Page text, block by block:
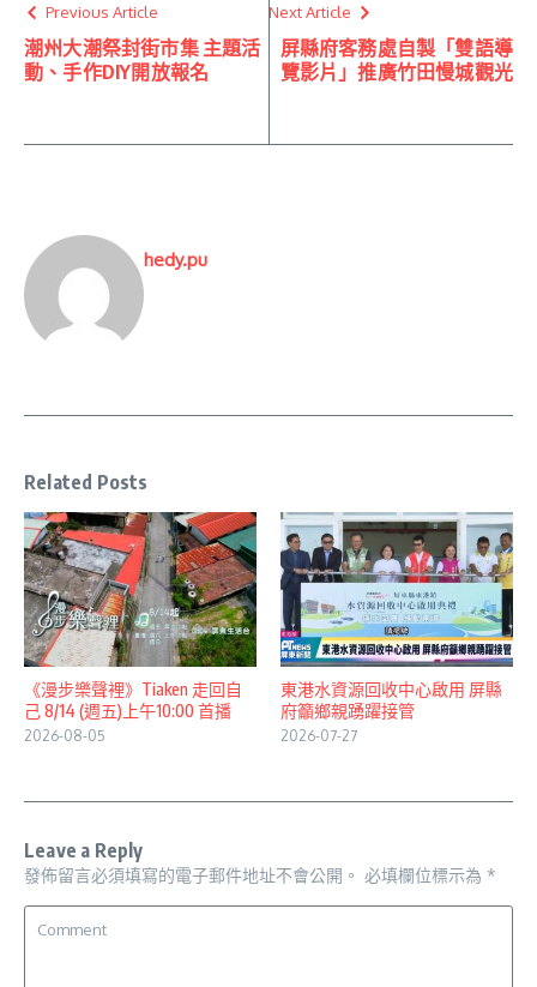
Previous Article
潮州大潮祭封街市集 主題活
動、手作DIY開放報名
Next Article
屏縣府客務處自製「雙語導
覽影片」推廣竹田慢城觀光
hedy.pu
Related Posts
《漫步樂聲裡》Tiaken 走回自
己 8/14 (週五)上午10:00 首播
2026-08-05
東港水資源回收中心啟用 屏縣
府籲鄉親踴躍接管
2026-07-27
Leave a Reply
發佈留言必須填寫的電子郵件地址不會公開。 必填欄位標示為 *